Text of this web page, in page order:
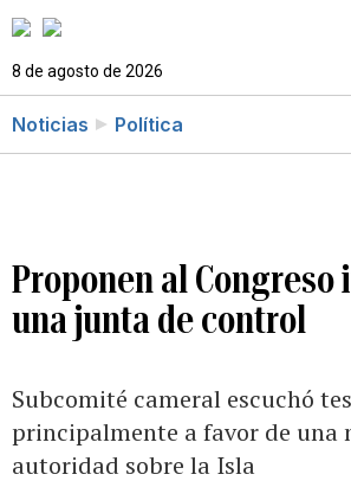
8 de agosto de 2026
Noticias Política
Proponen al Congreso
una junta de control
Subcomité cameral escuchó
principalmente a favor de una
autoridad sobre la Isla